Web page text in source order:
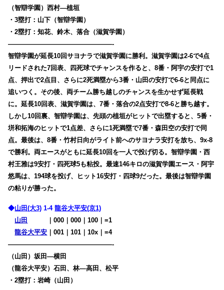
（智辯学園）西村―植垣
・3塁打：山下（智辯学園）
・2塁打：知花、鈴木、落合（滋賀学園）
————————————————-
智辯学園が延長10回サヨナラで滋賀学園に勝利。滋賀学園は2-6で4点
リードされた7回表、四死球でチャンスを作ると、8番・阿宇の安打で1
点、押出で2点目、さらに2死満塁から3番・山田の安打で6-6と同点に
追いつく。その後、両チーム勝ち越しのチャンスを生かせず延長戦
に。延長10回表、滋賀学園は、7番・落合の2点安打で8-6と勝ち越す。
しかし10回裏、智辯学園は、先頭の植垣がヒットで出塁すると、5番・
垪和拓海のヒットで1点差、さらに1死満塁で7番・森田空の安打で同
点。最後は、8番・竹村日向がライト前へのサヨナラ安打を放ち、9x-8
で勝利。両エースがともに延長10回を一人で投げ切る。智辯学園・西
村王雅は9安打・四死球5も粘投。最速146キロの滋賀学園エース・阿宇
悠馬は、194球を投げ、ヒット16安打・四球9だった。最後は智辯学園
の粘りが勝った。
◆山田(大3) 1-4龍谷大平安(京1)
山田
｜000｜000｜100｜=1
龍谷大平安 ｜001｜101｜10x｜=4
————————————————-
（山田）坂田―横田
（龍谷大平安）石田、林―高田、松平
・2塁打：岩崎（山田）